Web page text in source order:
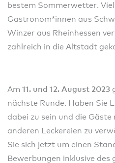
bestem Sommerwetter.
Gastronom*innen aus
Winzer aus Rheinhessen
zahlreich in die Altstadt
Am 11. und 12. August 2023
nächste Runde. Haben Sie
dabei zu sein und die
anderen Leckereien zu
Sie sich jetzt um einen
Bewerbungen inklusive